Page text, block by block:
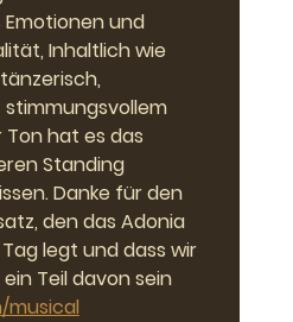
Emotionen und
Inhaltlich wie
hat es das
Standing
Danke für den
den das Adonia
legt und dass wir
Teil davon sein
musical